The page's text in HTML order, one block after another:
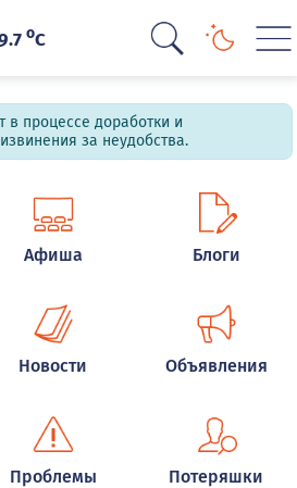
oC
в процессе доработки и
за неудобства.
Афиша Блоги
Новости Объявления
Проблемы Потеряшки